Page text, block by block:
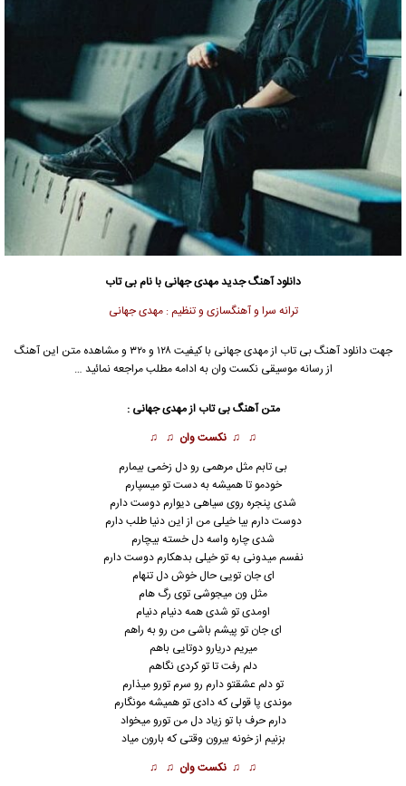
دانلود آهنگ جدیدمهدی جهانی با نام بی تاب
ترانه سرا و آهنگسازی و تنظیم : مهدی جهانی
جهت دانلود آهنگ بی تاب ازمهدی جهانی
با کیفیت ۱۲۸ و ۳۲۰ و مشاهده متن این آهنگ
از رسانه موسیقی نکست وان به ادامه مطلب مراجعه نمائید …
متن آهنگ بی تاب ازمهدی جهانی :
♫ ♫ نکست وان ♫ ♫
بی تابم مثل مرهمی رو دل زخمی بیمارم
خودمو تا همیشه به دست تو میسپارم
شدی پنجره روی سیاهی دیوارم دوست دارم
دوست دارم بیا خیلی من از این دنیا طلب دارم
شدی چاره واسه دل خسته بیچارم
نفسم میدونی به تو خیلی بدهکارم دوست دارم
ای جان تویی حال خوش دل تنهام
مثل ون میجوشی توی رگ هام
اومدی تو شدی همه دنیام دنیام
ای جان تو پیشم باشی من رو به راهم
میریم دریارو دوتایی باهم
دلم رفت تا تو کردی نگاهم
تو دلم عشقتو دارم رو سرم تورو میذارم
موندی پا قولی که دادی تو همیشه مونگارم
دارم حرف با تو زیاد دل من تورو میخواد
بزنیم از خونه بیرون وقتی که بارون میاد
♫ ♫ نکست وان ♫ ♫